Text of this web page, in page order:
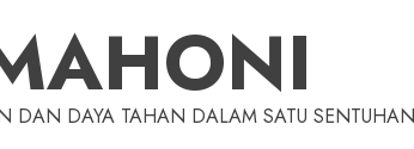
DAN DAYA TAHAN DALAM SATU SENTUHAN